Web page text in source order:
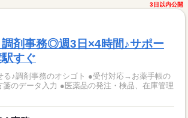
3日以内公開
調剤事務◎週3日×4時間♪サポー
すぐ
務のオシゴト ●受付対応→お薬手帳の
のデータ入力 ●医薬品の発注・検品、在庫管理